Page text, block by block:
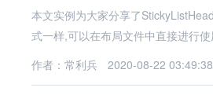
本文实例为大家分享了StickyListHeaders电
作者：常利兵
2020-08-22 03:49:38